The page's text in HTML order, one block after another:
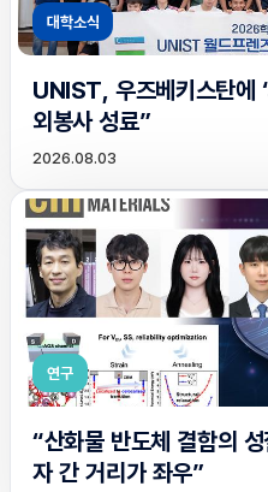
대학소식
UNIST, 우즈베키스탄에
외봉사 성료”
2026.08.03
연구
“산화물 반도체 결함의
자 간 거리가 좌우”